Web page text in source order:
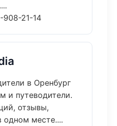
908-21-14
в Оренбург
и путеводители.
отзывы,
одном месте....